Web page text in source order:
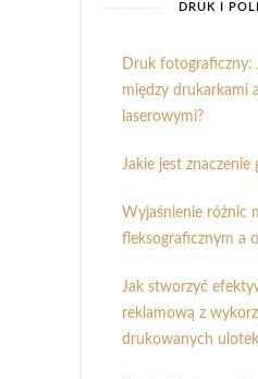
DRUK I
Druk fotograficzny:
między drukarkami
laserowymi?
Jakie jest
Wyjaśnienie różnic
fleksograficznym a
Jak stworzyć
reklamową z
drukowanych